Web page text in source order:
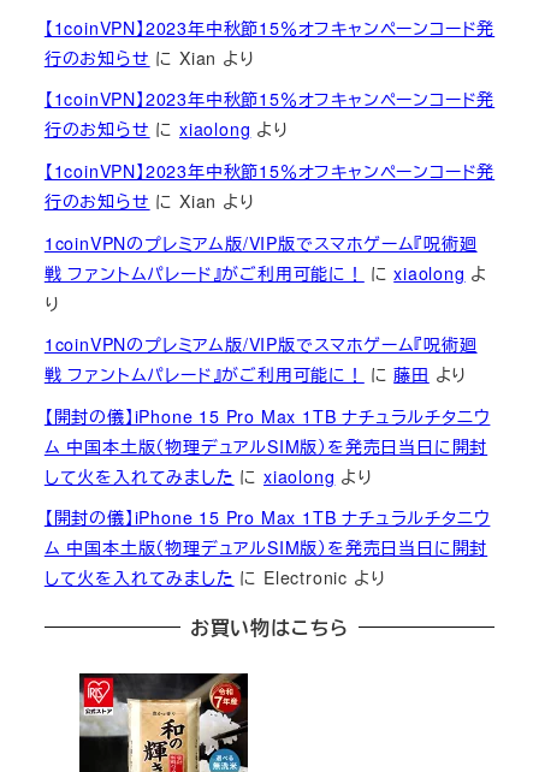
【1coinVPN】2023年中秋節15％オフキャンペーンコード発
行のお知らせ にXian より
【1coinVPN】2023年中秋節15％オフキャンペーンコード発
行のお知らせ にxiaolong より
【1coinVPN】2023年中秋節15％オフキャンペーンコード発
行のお知らせ にXian より
1coinVPNのプレミアム版/VIP版でスマホゲーム『呪術廻
戦 ファントムパレード』がご利用可能に！
にxiaolong よ
り
1coinVPNのプレミアム版/VIP版でスマホゲーム『呪術廻
戦 ファントムパレード』がご利用可能に！
に藤田 より
【開封の儀】iPhone 15 Pro Max 1TB ナチュラルチタニウ
ム 中国本土版（物理デュアルSIM版）を発売日当日に開封
して火を入れてみました にxiaolong より
【開封の儀】iPhone 15 Pro Max 1TB ナチュラルチタニウ
ム 中国本土版（物理デュアルSIM版）を発売日当日に開封
して火を入れてみました に Electronic より
お買い物はこちら